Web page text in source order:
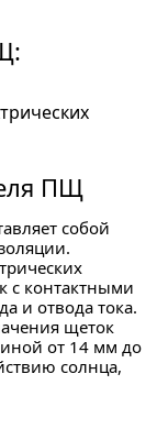
ПЩ
собой
с контактными
и отвода тока.
щеток
от 14 мм до
солнца,